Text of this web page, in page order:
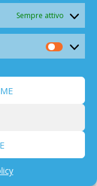
Sempre attivo
LA “GUERRA